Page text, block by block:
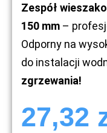
Zespół
150 mm –
Odporny na
do instalacji
zgrzewania!
27,32